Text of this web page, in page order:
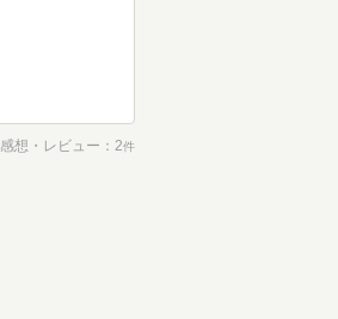
感想・レビュー 2件